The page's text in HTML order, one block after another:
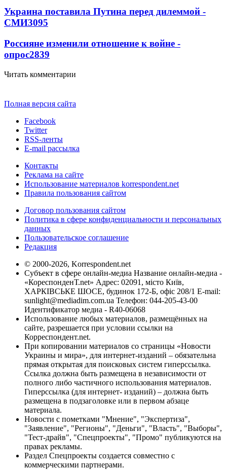
Украина поставила Путина перед дилеммой -
СМИ3095
Россияне изменили отношение к войне -
опрос2839
Читать комментарии
Полная версия сайта
Facebook
Twitter
RSS-ленты
E-mail рассылка
Контакты
Реклама на сайте
Использование материалов korrespondent.net
Правила пользования сайтом
Договор пользования сайтом
Политика в сфере конфиденциальности и персональных
данных
Пользовательское соглашение
Редакция
© 2000-2026, Korrespondent.net
Субъект в сфере онлайн-медиа Название онлайн-медиа -
«КореспонденТ.net» Адрес: 02091, місто Київ,
ХАРКІВСЬКЕ ШОСЕ, будинок 172-Б, офіс 208/1 E-mail:
sunlight@mediadim.com.ua Телефон: 044-205-43-00
Идентификатор медиа - R40-06068
Использование любых материалов, размещённых на
сайте, разрешается при условии ссылки на
Корреспондент.net.
При копировании материалов со страницы «Новости
Украины и мира», для интернет-изданий – обязательна
прямая открытая для поисковых систем гиперссылка.
Ссылка должна быть размещена в независимости от
полного либо частичного использования материалов.
Гиперссылка (для интернет- изданий) – должна быть
размещена в подзаголовке или в первом абзаце
материала.
Новости с пометками "Мнение", "Экспертиза",
"Заявление", "Регионы", "Деньги", "Власть", "Выборы",
"Тест-драйв", "Спецпроекты", "Промо" публикуются на
правах рекламы.
Раздел Спецпроекты создается совместно с
коммерческими партнерами.